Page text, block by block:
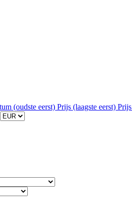
(oudste eerst) Prijs (laagste eerst)